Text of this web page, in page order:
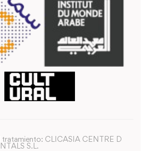
tratamiento: CLICASIA CENTRE D
S.L.